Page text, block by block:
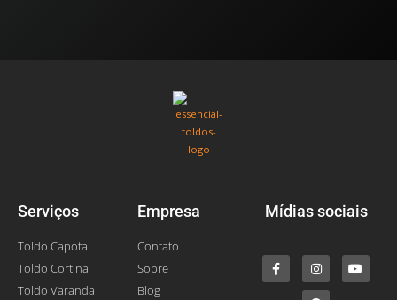
Serviços
Toldo Capota
Toldo Cortina
Toldo Varanda
Empresa
Contato
Sobre
Blog
Mídias sociais